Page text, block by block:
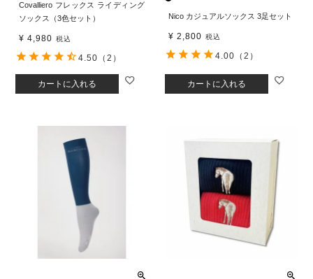
Covalliero フレックス ライディング
ソックス（3色セット）
¥ 4,980 税込
カートに入れる
4.50 （2）
Nico カジュアルソックス 3足セット
¥ 2,800 税込
カートに入れる
4.00 （2）